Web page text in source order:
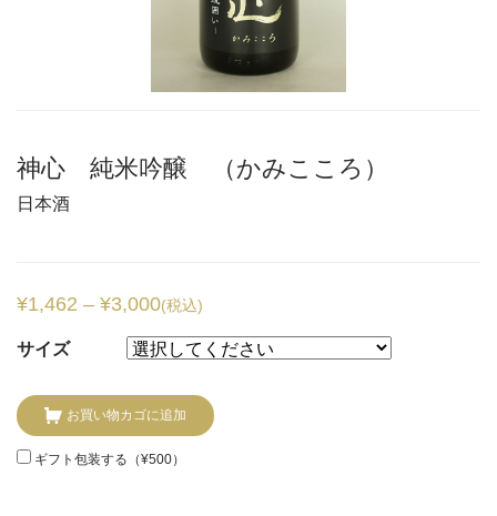
神心 純米吟醸 （かみこころ）
日本酒
¥1,462 – ¥3,000(税込)
サイズ
お買い物カゴに追加
ギフト包装する（¥500）